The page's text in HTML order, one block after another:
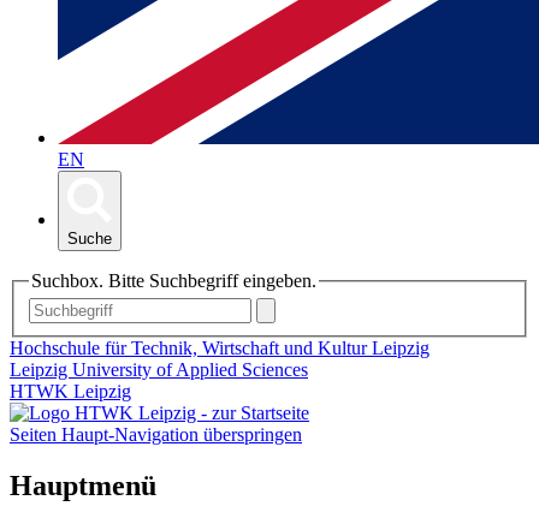
EN
Suche
Suchbox. Bitte Suchbegriff eingeben.
Hochschule für Technik, Wirtschaft und Kultur Leipzig
Leipzig University of Applied Sciences
HTWK Leipzig
Seiten Haupt-Navigation überspringen
Hauptmenü